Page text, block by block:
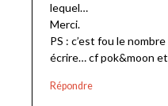
lequel…
Merci.
PS : c’est fou le
écrire… cf pok&moon
Répondre